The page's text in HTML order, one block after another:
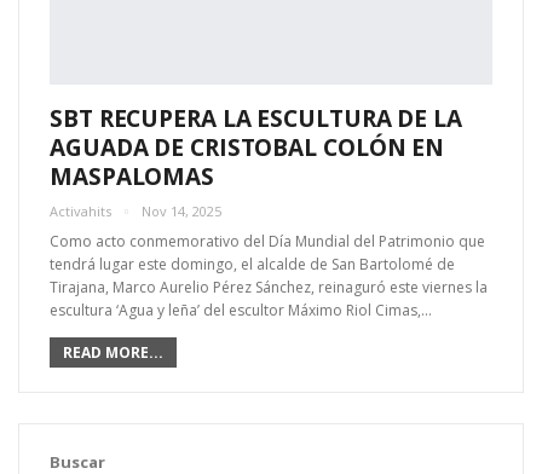
SBT RECUPERA LA ESCULTURA DE LA
AGUADA DE CRISTOBAL COLÓN EN
MASPALOMAS
Activahits Nov 14, 2025
Como acto conmemorativo del Día Mundial del Patrimonio que
tendrá lugar este domingo, el alcalde de San Bartolomé de
Tirajana, Marco Aurelio Pérez Sánchez, reinaguró este viernes la
escultura ‘Agua y leña’ del escultor Máximo Riol Cimas,…
READ MORE...
Buscar